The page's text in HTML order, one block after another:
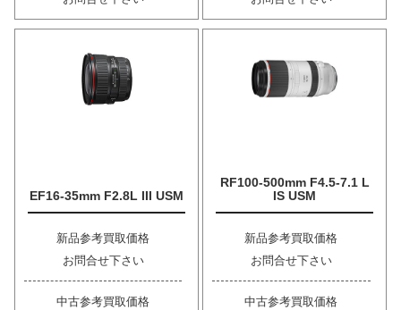
EF16-35mm F2.8L III USM
新品参考買取価格
お問合せ下さい
中古参考買取価格
RF100-500mm F4.5-7.1 L
IS USM
新品参考買取価格
お問合せ下さい
中古参考買取価格